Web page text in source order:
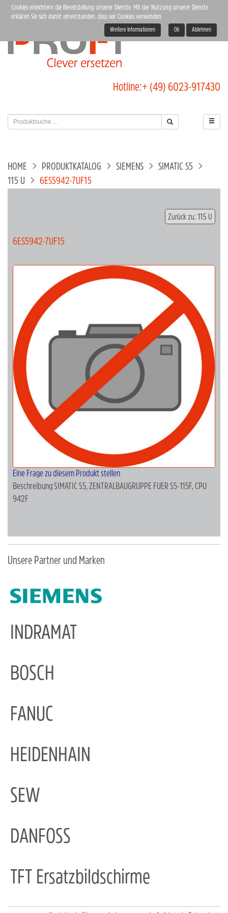
Hotline:+ (49) 6023-917430
HOME PRODUKTKATALOG SIEMENS
SIMATIC S5
115 U
6ES5942-7UF15
Zurück zu: 115 U
6ES5942-7UF15
Eine Frage zu diesem Produkt stellen
BeschreibungSIMATIC S5, ZENTRALBAUGRUPPE FUER S5-115F, CPU
942F
Unsere Partner und Marken
INDRAMAT
BOSCH
FANUC
HEIDENHAIN
SEW
DANFOSS
TFT Ersatzbildschirme
Cookies erleichtern die Bereitstellung unserer Dienste. Mit der Nutzung unserer Dienste
erklären Sie sich damit einverstanden, dass wir Cookies verwenden.
Weitere Informationen Ok Ablehnen